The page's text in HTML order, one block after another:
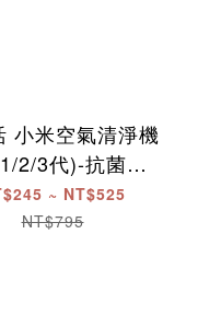
小米空氣清淨機
2/3代)-抗菌版/
除甲醛版
~ NT$525
NT$795